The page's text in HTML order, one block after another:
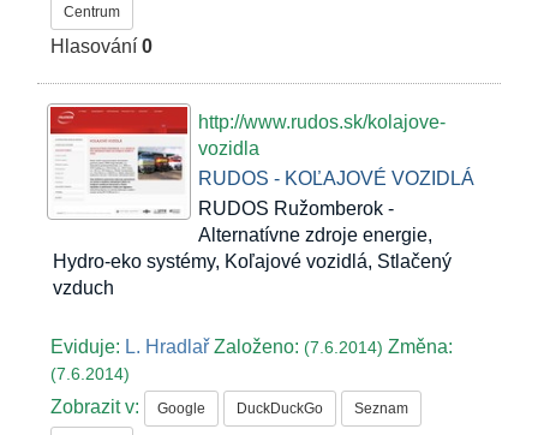
Centrum
Hlasování0
http://www.rudos.sk/kolajove-
vozidla
RUDOS - KOĽAJOVÉ VOZIDLÁ
RUDOS Ružomberok -
Alternatívne zdroje energie,
Hydro-eko systémy, Koľajové vozidlá, Stlačený
vzduch
Eviduje: L. Hradlař Založeno:(7.6.2014)Změna:
(7.6.2014)
Zobrazit v: Google DuckDuckGo Seznam